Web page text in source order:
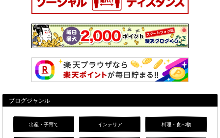
ブログジャンル
出産・子育て インテリア 料理・食べ物